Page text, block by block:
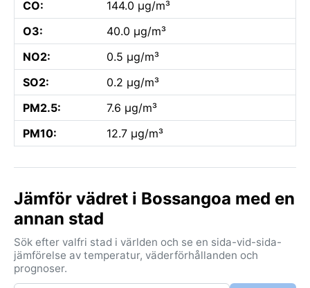
CO:
144.0 µg/m³
O3:
40.0 µg/m³
NO2:
0.5 µg/m³
SO2:
0.2 µg/m³
PM2.5:
7.6 µg/m³
PM10:
12.7 µg/m³
Jämför vädret i Bossangoa med en
annan stad
Sök efter valfri stad i världen och se en sida-vid-sida-
jämförelse av temperatur, väderförhållanden och
prognoser.